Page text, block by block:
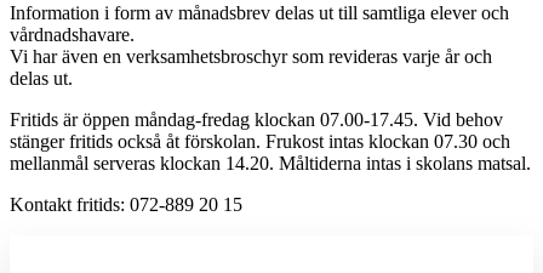
Information i form av månadsbrev delas ut till samtliga elever och
vårdnadshavare.
Vi har även en verksamhetsbroschyr som revideras varje år och
delas ut.
Fritids är öppen måndag-fredag klockan 07.00-17.45. Vid behov
stänger fritids också åt förskolan. Frukost intas klockan 07.30 och
mellanmål serveras klockan 14.20. Måltiderna intas i skolans matsal.
Kontakt fritids: 072-889 20 15